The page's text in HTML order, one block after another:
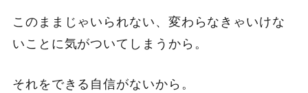
このままじゃいられない、変わらなきゃいけな
いことに気がついてしまうから。
それをできる自信がないから。